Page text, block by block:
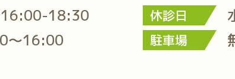
18:30
～16:00
休診日
駐車場